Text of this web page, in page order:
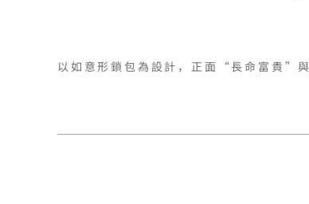
以如意形鎖包為設計，正面“長命富貴”